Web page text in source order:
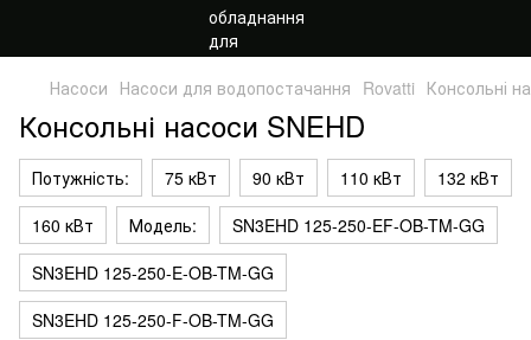
Насоси Насоси для водопостачання Rovatti Консольні
Консольні насоси SNEHD
Потужність: 75 кВт 90 кВт 110 кВт
132 кВт
160 кВт
Модель:
SN3EHD 125-250-EF-OB-TM-GG
SN3EHD 125-250-E-OB-TM-GG
SN3EHD 125-250-F-OB-TM-GG